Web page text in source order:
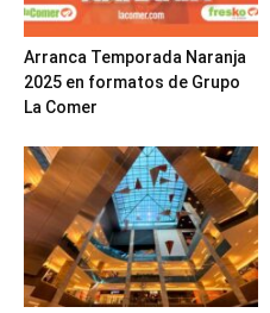
Arranca Temporada Naranja
2025 en formatos de Grupo
La Comer